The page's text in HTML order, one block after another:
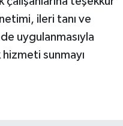
ileri tanı ve
uygulanmasıyla
sunmayı